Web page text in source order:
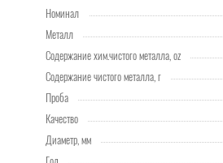
Номинал
Металл
Содержание хим.чистого металла, oz
Содержание чистого металла, г
Проба
Качество
Диаметр, мм